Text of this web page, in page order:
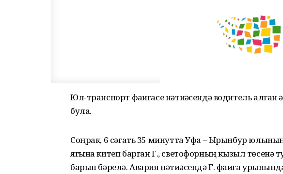
Юл-транспорт фаҗигасе нәтиҗәсендә водитель
була.
Соңрак, 6 сәгать 35 минутта Уфа – Ырынбур
ягына китеп барган Г., светофорның кызыл төсенә
барып бәрелә. Авария нәтиҗәсендә Г. фаҗига